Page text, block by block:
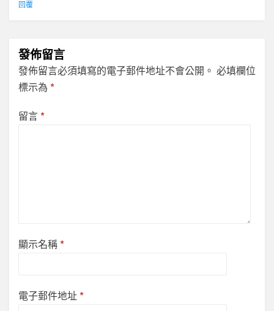
回覆
發佈留言
發佈留言必須填寫的電子郵件地址不會公開。 必填欄位
標示為 *
留言 *
顯示名稱 *
電子郵件地址 *